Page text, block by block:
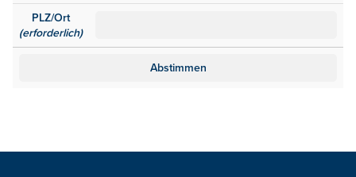
PLZ/Ort
(erforderlich)